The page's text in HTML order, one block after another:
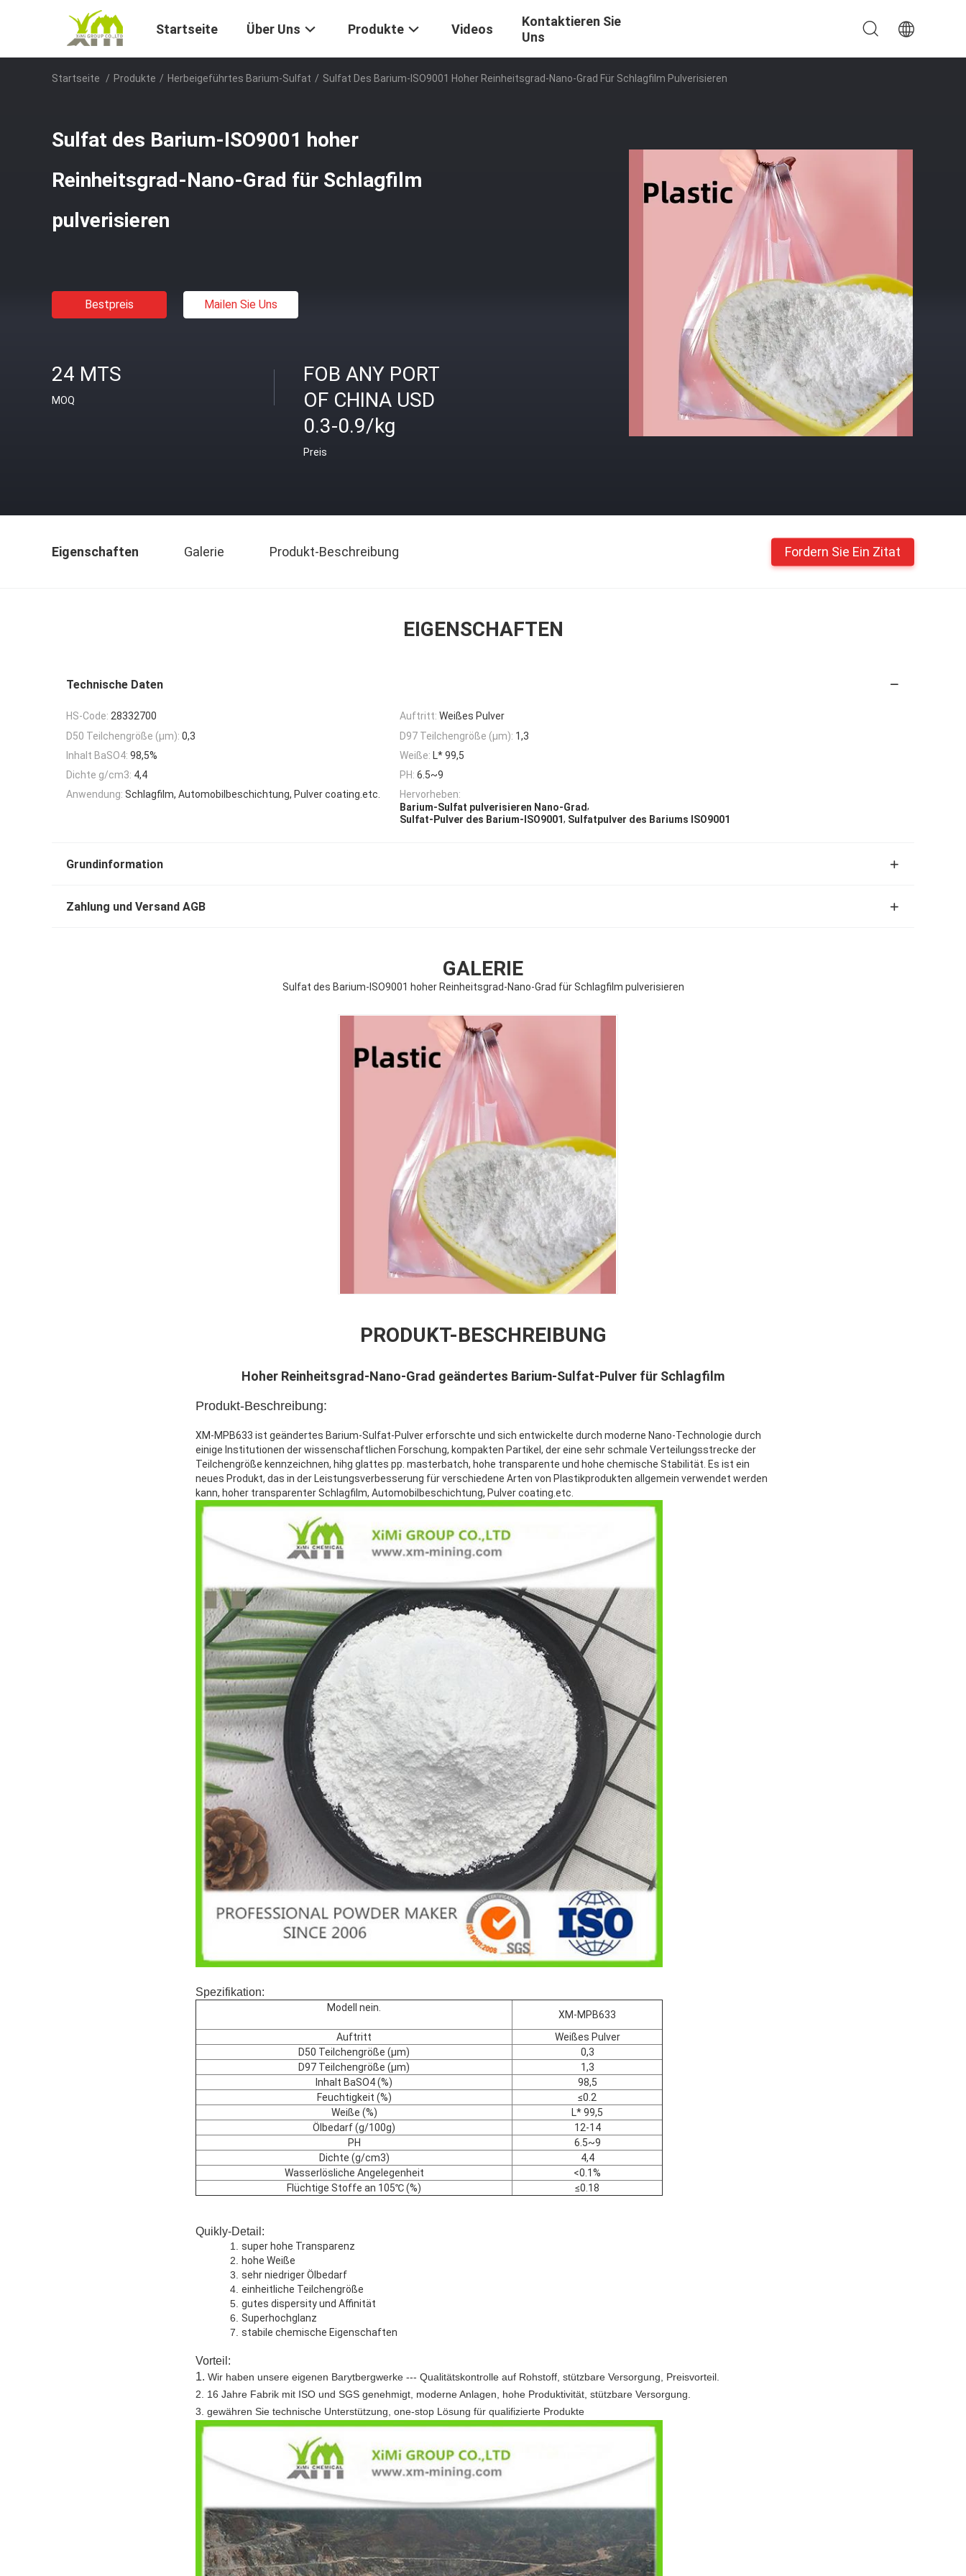
Startseite Über Uns Produkte Videos
Kontaktieren Sie
Uns
Startseite / Produkte / Herbeigeführtes Barium-Sulfat / Sulfat Des Barium-ISO9001 Hoher Reinheitsgrad-Nano-Grad Für Schlagfilm Pulverisieren
Sulfat des Barium-ISO9001 hoher
Reinheitsgrad-Nano-Grad für Schlagfilm
pulverisieren
Bestpreis Mailen Sie Uns
24 MTS
MOQ
FOB ANY PORT
OF CHINA USD
0.3-0.9/kg
Preis
Eigenschaften Galerie Produkt-Beschreibung Fordern Sie Ein Zitat
EIGENSCHAFTEN
Technische Daten
HS-Code: 28332700 Auftritt: Weißes Pulver
D50 Teilchengröße (μm): 0,3 D97 Teilchengröße (μm): 1,3
Inhalt BaSO4: 98,5% Weiße: L* 99,5
Dichte g/cm3: 4,4 PH: 6.5~9
Anwendung: Schlagfilm, Automobilbeschichtung, Pulver coating.etc.
Hervorheben:
Barium-Sulfat pulverisieren Nano-Grad,
Sulfat-Pulver des Barium-ISO9001, Sulfatpulver des Bariums ISO9001
Grundinformation
Zahlung und Versand AGB
GALERIE
Sulfat des Barium-ISO9001 hoher Reinheitsgrad-Nano-Grad für Schlagfilm pulverisieren
PRODUKT-BESCHREIBUNG
Hoher Reinheitsgrad-Nano-Grad geändertes Barium-Sulfat-Pulver für Schlagfilm
Produkt-Beschreibung:
XM-MPB633 ist geändertes Barium-Sulfat-Pulver erforschte und sich entwickelte durch moderne Nano-Technologie durch
einige Institutionen der wissenschaftlichen Forschung, kompakten Partikel, der eine sehr schmale Verteilungsstrecke der
Teilchengröße kennzeichnen, hihg glattes pp. masterbatch, hohe transparente und hohe chemische Stabilität. Es ist ein
neues Produkt, das in der Leistungsverbesserung für verschiedene Arten von Plastikprodukten allgemein verwendet werden
kann, hoher transparenter Schlagfilm, Automobilbeschichtung, Pulver coating.etc.
Spezifikation:
Modell nein.
XM-MPB633
Auftritt
Weißes Pulver
D50 Teilchengröße (μm)
0,3
D97 Teilchengröße (μm)
1,3
Inhalt BaSO4(%)
98,5
Feuchtigkeit (%)
≤0.2
Weiße (%)
L* 99,5
Ölbedarf (g/100g)
12-14
PH
6.5~9
Dichte (g/cm3)
4,4
Wasserlösliche Angelegenheit
<0.1%
Flüchtige Stoffe an 105℃ (%)
≤0.18
Quikly-Detail:
1. super hohe Transparenz
2.
hohe Weiße
3. sehr niedriger Ölbedarf
4. einheitliche Teilchengröße
5. gutes dispersity und Affinität
6. Superhochglanz
7. stabile chemische Eigenschaften
Vorteil:
1. Wir haben unsere eigenen Barytbergwerke --- Qualitätskontrolle auf Rohstoff, stützbare Versorgung, Preisvorteil.
2. 16 Jahre Fabrik mit ISO und SGS genehmigt, moderne Anlagen, hohe Produktivität, stützbare Versorgung.
3. gewähren Sie technische Unterstützung, one-stop Lösung für qualifizierte Produkte